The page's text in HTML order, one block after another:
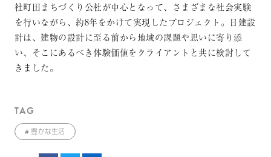
社町田まちづくり公社が中心となって、さまざまな社会実験
を行いながら、約8年をかけて実現したプロジェクト。日建設
計は、建物の設計に至る前から地域の課題や思いに寄り添
い、そこにあるべき体験価値をクライアントと共に検討して
きました。
TAG
豊かな生活